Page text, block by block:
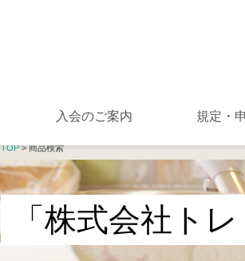
入会のご案内 規定・
TOP> 商品検索
「株式会社ト